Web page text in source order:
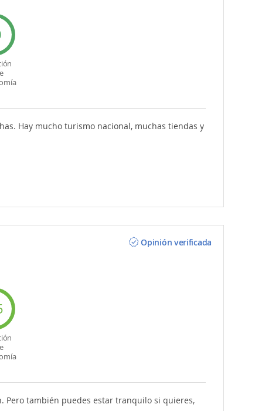
Hay mucho turismo nacional, muchas tiendas y
Opinión verificada
Pero también puedes estar tranquilo si quieres,